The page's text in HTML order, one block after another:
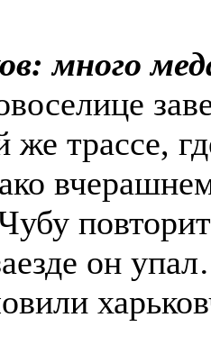
много
трассе,
он